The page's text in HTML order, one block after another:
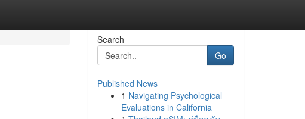
Search
Go
Published News
1 Navigating Psychological
Evaluations in California